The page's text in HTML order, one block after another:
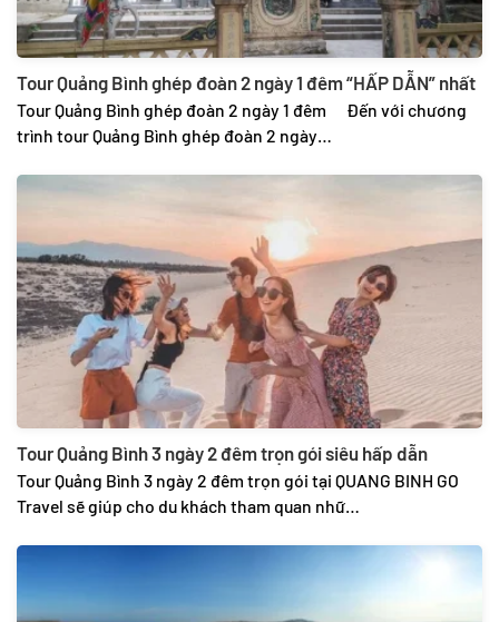
Tour Quảng Bình ghép đoàn 2 ngày 1 đêm “HẤP DẪN” nhất
Tour Quảng Bình ghép đoàn 2 ngày 1 đêm Đến với chương
trình tour Quảng Bình ghép đoàn 2 ngày…
Tour Quảng Bình 3 ngày 2 đêm trọn gói siêu hấp dẫn
Tour Quảng Bình 3 ngày 2 đêm trọn gói tại QUANG BINH GO
Travel sẽ giúp cho du khách tham quan nhữ…